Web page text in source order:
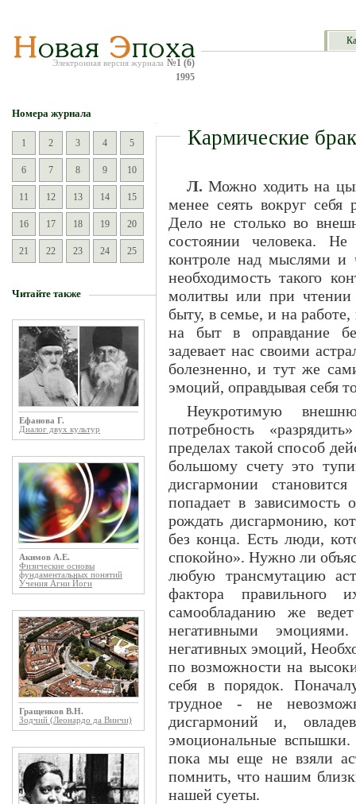
Электронная версия журнала №1 (6)
1995
Номера журнала
1 2 3 4 5
6 7 8 9 10
11 12 13 14 15
16 17 18 19 20
21 22 23 24 25
Читайте также
Ефанова Г.
Диалог двух культур
Акимов А.Е.
Физические основы
фундаментальных понятий
Учения Агни Йоги
Гращенков В.Н.
Зодчий (Леонардо да Винчи)
Кармические
Л. Можно ходить на
менее сеять вокруг себя
Дело не столько во
состоянии человека.
контроле над мыслями и
необходимость такого
молитвы или при чтении
быту, в семье, и на
на быт в оправдание
задевает нас своими
болезненно, и тут же
эмоций, оправдывая себя
Неукротимую
потребность
пределах такой способ
большому счету это
дисгармонии
попадает в зависимость
рождать дисгармонию,
без конца. Есть люди,
спокойно». Нужно ли
любую трансмутацию
фактора правильного
самообладанию же
негативными
негативных эмоций,
по возможности на
себя в порядок.
трудное - не
дисгармоний и,
эмоциональные
пока мы еще не взяли
помнить, что нашим
нашей суеты.